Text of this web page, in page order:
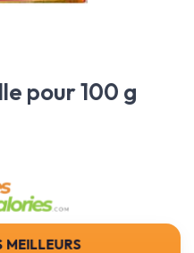
pour 100 g
meilleurs